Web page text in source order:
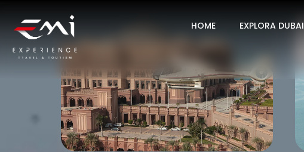
HOME EXPLORA DUBAI